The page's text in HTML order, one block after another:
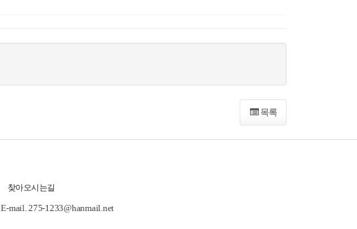
목록
찾아오시는길
E-mail. 275-1233@hanmail.net